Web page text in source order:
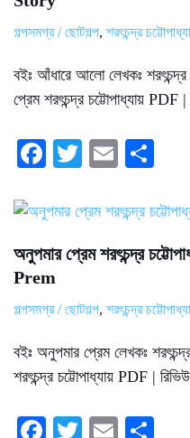
গল্পসমগ্র / ছোটগল্প, শরৎচন্দ্র
বইঃ আঁধারে আলো লেখকঃ
প্রেম শরৎচন্দ্র চট্টোপাধ্যায়
Fa
bo
ok
T
tte
E
ail re
অনুপমার প্রেম শরৎচন্দ্র
Prem
গল্পসমগ্র / ছোটগল্প, শরৎচন্দ্র
বইঃ অনুপমার প্রেম লেখকঃ
শরৎচন্দ্র চট্টোপাধ্যায় PDF |
Fa T
E